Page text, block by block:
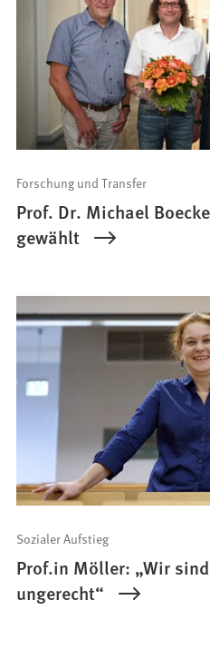
Forschung und Transfer
Prof. Dr. Michael
gewählt
Sozialer Aufstieg
Prof.in Möller: „Wir
ungerecht“